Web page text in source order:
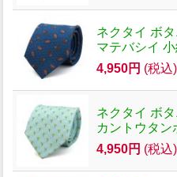
ネクタイ ボ
マテバシイ
4,950円 (税込)
ネクタイ ボ
カントウタン
4,950円 (税込)